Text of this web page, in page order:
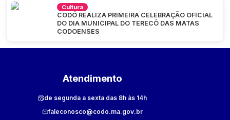
Cultura
CODÓ REALIZA PRIMEIRA CELEBRAÇÃO OFICIAL
DO DIA MUNICIPAL DO TERECÔ DAS MATAS
CODOENSES
Atendimento
de segunda a sexta das 8h às 14h
faleconosco@codo.ma.gov.br